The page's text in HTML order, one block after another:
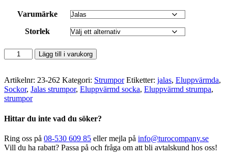
Varumärke
Storlek
Eluppvärmda
sockor/strumpor
262
mängd
Lägg till i varukorg
Artikelnr: 23-262 Kategori: Strumpor Etiketter: jalas, Eluppvärmda,
Sockor, Jalas strumpor, Eluppvärmd socka, Eluppvärmd strumpa,
strumpor
Hittar du inte vad du söker?
Ring oss på 08-530 609 85 eller mejla på info@turocompany.se
Vill du ha rabatt? Passa på och fråga om att bli avtalskund hos oss!